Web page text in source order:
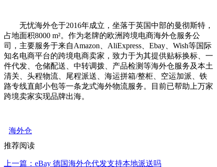
无忧海外仓于2016年成立，坐落于英国中部的曼彻斯特，
占地面积8000 m²。 作为老牌的欧洲跨境电商海外仓服务公
司， 主要服务于来自Amazon AliExpress Ebay Wish等国际
知名电商平台的跨境电商卖家，致力于为其提供贴标换标、一
件代发、仓储配送、中转调拨、产品检测等海外仓服务及本土
清关、头程物流、尾程派送、海运拼箱/整柜、空运加派、铁
路专线直邮小包等一条龙式海外物流服务。目前已帮助上万家
跨境卖家实现品牌出海。
海外仓
推荐阅读
上一篇：eBay 德国海外仓代发支持本地派送吗